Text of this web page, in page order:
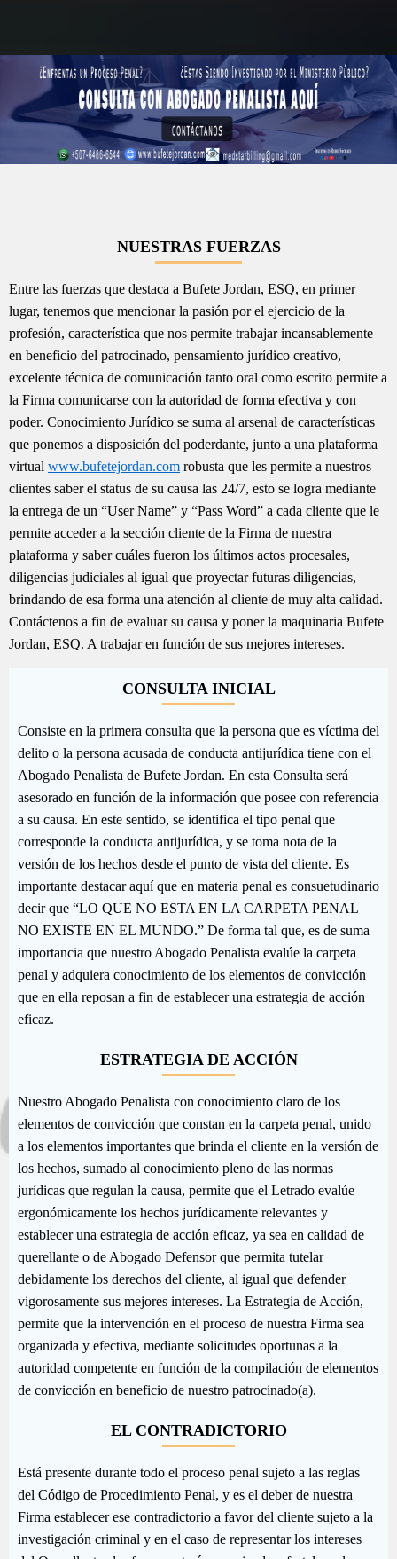
NUESTRAS FUERZAS
Entre las fuerzas que destaca a Bufete Jordan, ESQ, en primer
lugar, tenemos que mencionar la pasión por el ejercicio de la
profesión, característica que nos permite trabajar incansablemente
en beneficio del patrocinado, pensamiento jurídico creativo,
excelente técnica de comunicación tanto oral como escrito permite a
la Firma comunicarse con la autoridad de forma efectiva y con
poder. Conocimiento Jurídico se suma al arsenal de características
que ponemos a disposición del poderdante, junto a una plataforma
virtual www.bufetejordan.com robusta que les permite a nuestros
clientes saber el status de su causa las 24/7, esto se logra mediante
la entrega de un “User Name” y “Pass Word” a cada cliente que le
permite acceder a la sección cliente de la Firma de nuestra
plataforma y saber cuáles fueron los últimos actos procesales,
diligencias judiciales al igual que proyectar futuras diligencias,
brindando de esa forma una atención al cliente de muy alta calidad.
Contáctenos a fin de evaluar su causa y poner la maquinaria Bufete
Jordan, ESQ. A trabajar en función de sus mejores intereses.
CONSULTA INICIAL
Consiste en la primera consulta que la persona que es víctima del
delito o la persona acusada de conducta antijurídica tiene con el
Abogado Penalista de Bufete Jordan. En esta Consulta será
asesorado en función de la información que posee con referencia
a su causa. En este sentido, se identifica el tipo penal que
corresponde la conducta antijurídica, y se toma nota de la
versión de los hechos desde el punto de vista del cliente. Es
importante destacar aquí que en materia penal es consuetudinario
decir que “LO QUE NO ESTA EN LA CARPETA PENAL
NO EXISTE EN EL MUNDO.” De forma tal que, es de suma
importancia que nuestro Abogado Penalista evalúe la carpeta
penal y adquiera conocimiento de los elementos de convicción
que en ella reposan a fin de establecer una estrategia de acción
eficaz.
ESTRATEGIA DE ACCIÓN
Nuestro Abogado Penalista con conocimiento claro de los
elementos de convicción que constan en la carpeta penal, unido
a los elementos importantes que brinda el cliente en la versión de
los hechos, sumado al conocimiento pleno de las normas
jurídicas que regulan la causa, permite que el Letrado evalúe
ergonómicamente los hechos jurídicamente relevantes y
establecer una estrategia de acción eficaz, ya sea en calidad de
querellante o de Abogado Defensor que permita tutelar
debidamente los derechos del cliente, al igual que defender
vigorosamente sus mejores intereses. La Estrategia de Acción,
permite que la intervención en el proceso de nuestra Firma sea
organizada y efectiva, mediante solicitudes oportunas a la
autoridad competente en función de la compilación de elementos
de convicción en beneficio de nuestro patrocinado(a).
EL CONTRADICTORIO
Está presente durante todo el proceso penal sujeto a las reglas
del Código de Procedimiento Penal, y es el deber de nuestra
Firma establecer ese contradictorio a favor del cliente sujeto a la
investigación criminal y en el caso de representar los intereses